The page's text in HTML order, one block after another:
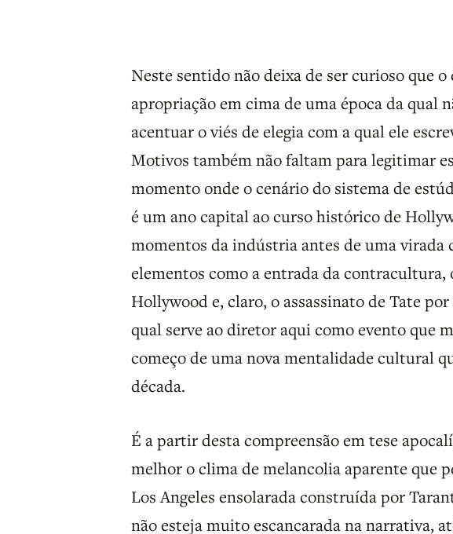
Neste sentido não deixa de ser curioso que
apropriação em cima de uma época da qual
acentuar o viés de elegia com a qual ele
Motivos também não faltam para legitimar
momento onde o cenário do sistema de
é um ano capital ao curso histórico de
momentos da indústria antes de uma
elementos como a entrada da
Hollywood e, claro, o assassinato de Tate
qual serve ao diretor aqui como evento que
começo de uma nova mentalidade cultural
década.
É a partir desta compreensão em tese
melhor o clima de melancolia aparente que
Los Angeles ensolarada construída por
não esteja muito escancarada na narrativa,